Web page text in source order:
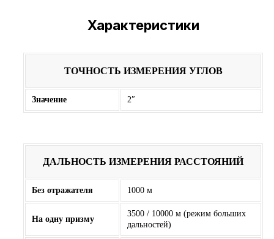
Характеристики
ТОЧНОСТЬ ИЗМЕРЕНИЯ УГЛОВ
Значение 2″
ДАЛЬНОСТЬ ИЗМЕРЕНИЯ РАССТОЯНИЙ
Без отражателя 1000 м
На одну призму
3500 / 10000 м (режим больших
дальностей)